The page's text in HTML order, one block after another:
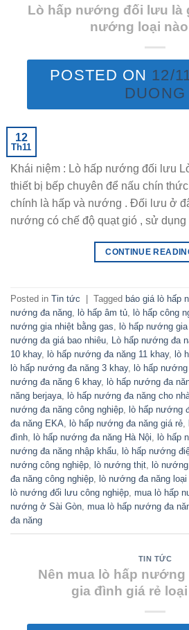
Lò hấp nướng đối lưu là
nướng loại
POSTED ON 12/
DUONG
12
Th11
Khái niệm : Lò hấp nướng đối lưu
thiết bị bếp chuyên để nấu chín
chính là hấp và nướng . Đối lưu ở
nướng có chế độ quạt gió , sử
CONTINUE
Posted in Tin tức Tagged báo giá lò hấp
nướng đa năng, lò hấp âm tủ, lò hấp công
nướng gia nhiệt bằng gas, lò hấp nướng
nướng đa giá bao nhiêu, Lò hấp nướng đa
10 khay, lò hấp nướng đa năng 11 khay, lò
lò hấp nướng đa năng 3 khay, lò hấp
nướng đa năng 6 khay, lò hấp nướng đa
năng berjaya, lò hấp nướng đa năng cho
nướng đa năng công nghiệp, lò hấp nướng
đa năng EKA, lò hấp nướng đa năng giá rẻ,
đình, lò hấp nướng đa năng Hà Nội, lò hấp
nướng đa năng nhập khẩu, lò hấp nướng
nướng công nghiệp, lò nướng thịt, lò
đa năng công nghiệp, lò nướng đa năng
lò nướng đối lưu công nghiệp, mua lò hấp
nướng ở Sài Gòn, mua lò hấp nướng đa
đa năng
TIN TỨC
Nên mua lò hấp nướng
gia đình giá rẻ